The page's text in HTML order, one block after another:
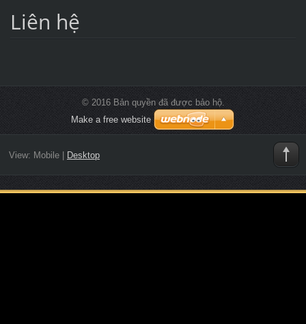
Liên hệ
© 2016 Bản quyền đã được bảo hộ.
Make a free website
View: Mobile| Desktop